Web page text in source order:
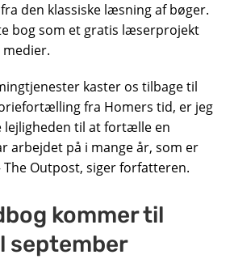
den klassiske læsning af bøger.
bog som et gratis læserprojekt
medier.
kaster os tilbage til
fra Homers tid, er jeg
lejligheden til at fortælle en
arbejdet på i mange år, som er
The Outpost, siger forfatteren.
kommer til
september